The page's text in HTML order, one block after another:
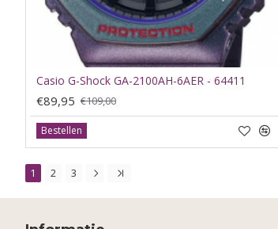
Casio G-Shock GA-2100AH-6AER - 64411
€89,95 €109,00
Bestellen
1 2 3